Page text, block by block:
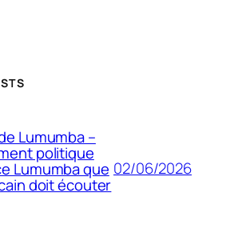
Lumumba –
politique
Lumumba que
doit écouter
02/06/2026